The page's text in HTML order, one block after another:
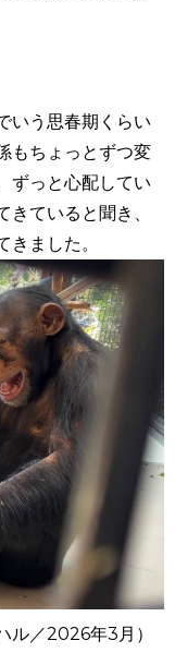
いう思春期くらい
もちょっとずつ変
ずっと心配してい
ていると聞き、
ました。
ル／2026年3 月）